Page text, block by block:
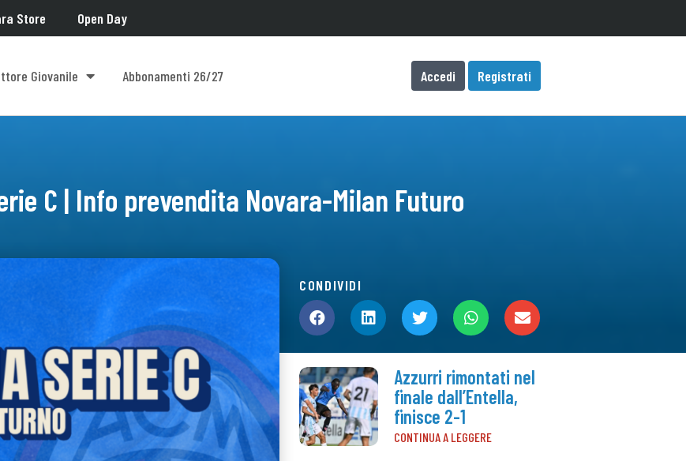
Store Open Day
Giovanile Abbonamenti 26/27 Accedi Registrati
C | Info prevendita Novara-Milan Futuro
CONDIVIDI
Azzurri rimontati nel
finale dall’Entella,
finisce 2-1
CONTINUA A LEGGERE